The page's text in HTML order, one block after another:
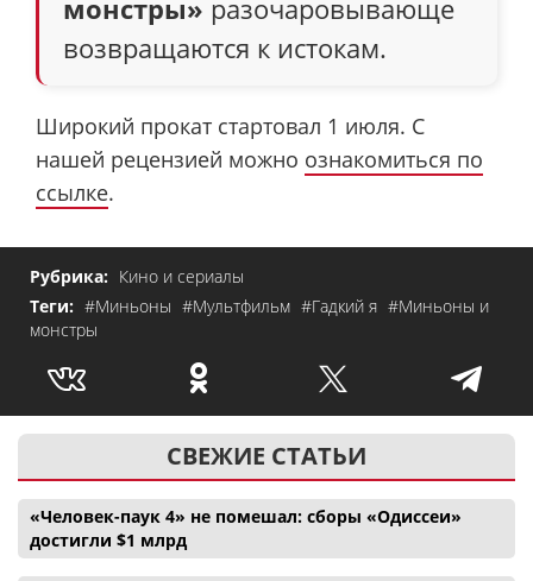
монстры» разочаровывающе
возвращаются к истокам.
Широкий прокат стартовал 1 июля. С
нашей рецензией можно ознакомиться по
ссылке.
Рубрика: Кино и сериалы
Теги: #Миньоны #Мультфильм #Гадкий я #Миньоны и
монстры
СВЕЖИЕ СТАТЬИ
«Человек-паук 4» не помешал: сборы «Одиссеи»
достигли $1 млрд